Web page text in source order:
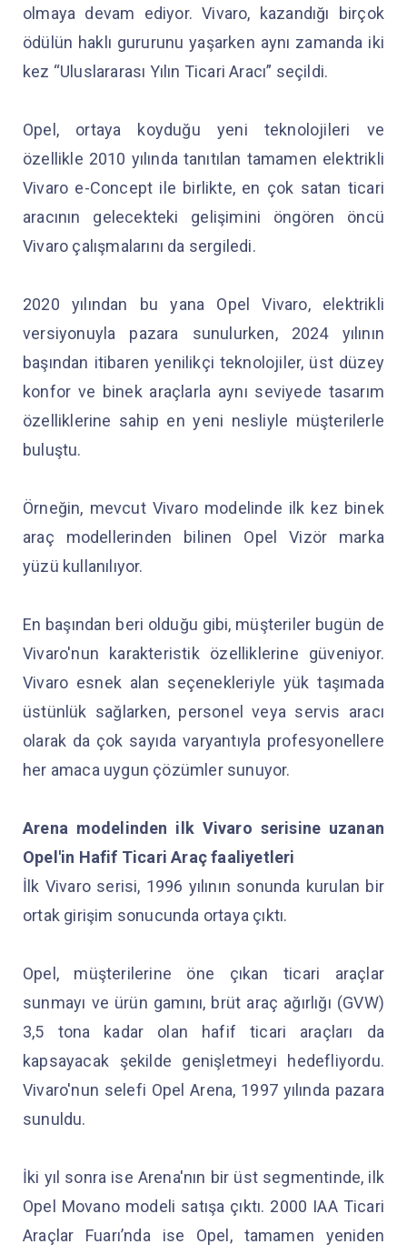
olmaya devam ediyor. Vivaro, kazandığı birçok
ödülün haklı gururunu yaşarken aynı zamanda iki
kez “Uluslararası Yılın Ticari Aracı” seçildi.
Opel, ortaya koyduğu yeni teknolojileri ve
özellikle 2010 yılında tanıtılan tamamen elektrikli
Vivaro e-Concept ile birlikte, en çok satan ticari
aracının gelecekteki gelişimini öngören öncü
Vivaro çalışmalarını da sergiledi.
2020 yılından bu yana Opel Vivaro, elektrikli
versiyonuyla pazara sunulurken, 2024 yılının
başından itibaren yenilikçi teknolojiler, üst düzey
konfor ve binek araçlarla aynı seviyede tasarım
özelliklerine sahip en yeni nesliyle müşterilerle
buluştu.
Örneğin, mevcut Vivaro modelinde ilk kez binek
araç modellerinden bilinen Opel Vizör marka
yüzü kullanılıyor.
En başından beri olduğu gibi, müşteriler bugün de
Vivaro'nun karakteristik özelliklerine güveniyor.
Vivaro esnek alan seçenekleriyle yük taşımada
üstünlük sağlarken, personel veya servis aracı
olarak da çok sayıda varyantıyla profesyonellere
her amaca uygun çözümler sunuyor.
Arena modelinden ilk Vivaro serisine uzanan
Opel'in Hafif Ticari Araç faaliyetleri
İlk Vivaro serisi, 1996 yılının sonunda kurulan bir
ortak girişim sonucunda ortaya çıktı.
Opel, müşterilerine öne çıkan ticari araçlar
sunmayı ve ürün gamını, brüt araç ağırlığı (GVW)
3,5 tona kadar olan hafif ticari araçları da
kapsayacak şekilde genişletmeyi hedefliyordu.
Vivaro'nun selefi Opel Arena, 1997 yılında pazara
sunuldu.
İki yıl sonra ise Arena'nın bir üst segmentinde, ilk
Opel Movano modeli satışa çıktı. 2000 IAA Ticari
Araçlar Fuarı’nda ise Opel, tamamen yeniden